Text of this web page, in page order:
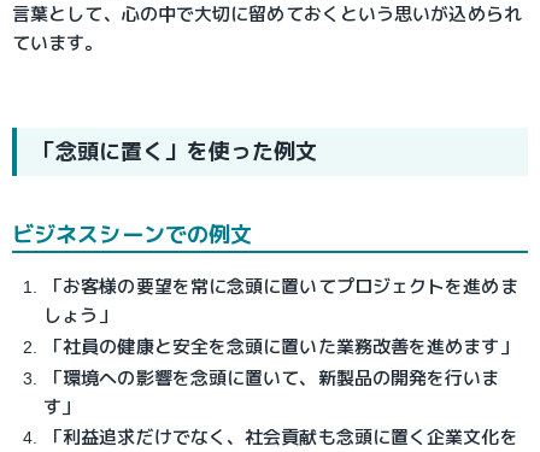
言葉として、心の中で大切に留めておくという思いが込められ
ています。
「念頭に置く」を使った例文
ビジネスシーンでの例文
「お客様の要望を常に念頭に置いてプロジェクトを進めま
しょう」
「社員の健康と安全を念頭に置いた業務改善を進めます」
「環境への影響を念頭に置いて、新製品の開発を行いま
す」
「利益追求だけでなく、社会貢献も念頭に置く企業文化を